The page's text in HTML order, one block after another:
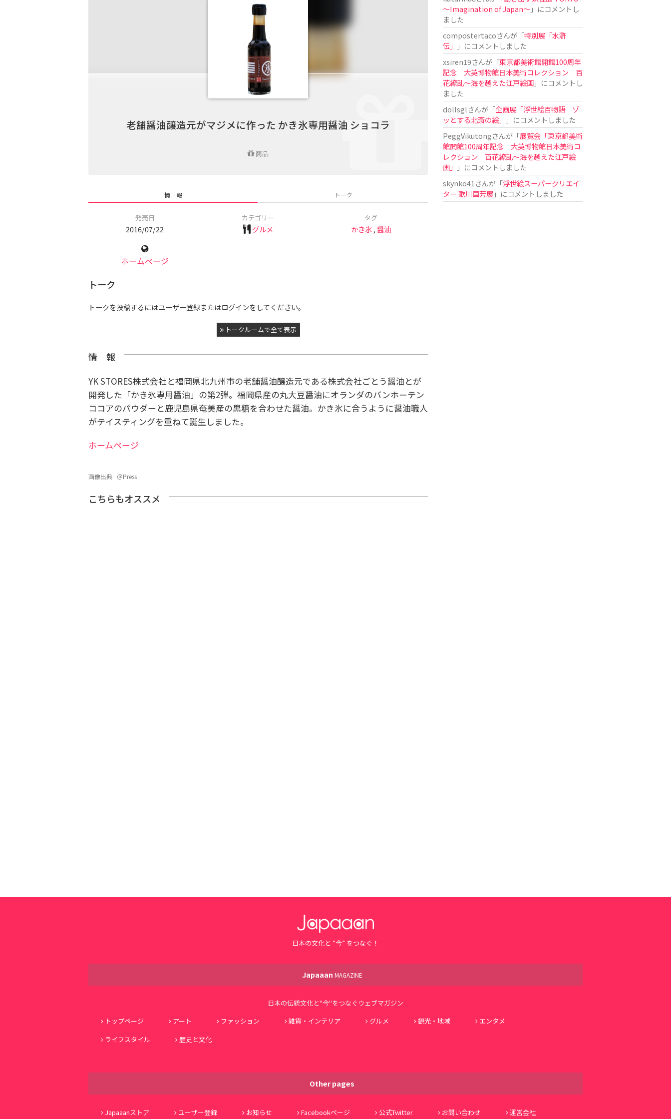
老舗醤油醸造元がマジメに作った かき氷専用醤油 ショコラ
商品
情 報 トーク
発売日
2016/07/22
カテゴリー
グルメ
タグ
かき氷,醤油
ホームページ
トーク
トークを投稿するにはユーザー登録またはログインをしてください。
トークルームで全て表示
情 報
YK STORES株式会社と福岡県北九州市の老舗醤油醸造元である株式会社ごとう醤油とが
開発した「かき氷専用醤油」の第2弾。福岡県産の丸大豆醤油にオランダのバンホーテン
ココアのパウダーと鹿児島県奄美産の黒糖を合わせた醤油。かき氷に合うように醤油職人
がテイスティングを重ねて誕生しました。
ホームページ
画像出典: ＠Press
こちらもオススメ
〜Imagination of Japan〜」にコメントし
ました
compostertacoさんが「特別展「水滸
伝」
」にコメントしました
xsiren19さんが「東京都美術館開館100周年
記念 大英博物館日本美術コレクション 百
花繚乱～海を越えた江戸絵画」にコメントし
ました
dollsglさんが「企画展「浮世絵百物語 ゾ
ッとする北斎の絵」
」にコメントしました
PeggVikutongさんが「展覧会「東京都美術
館開館100周年記念 大英博物館日本美術コ
レクション 百花繚乱〜海を越えた江戸絵
画」
」にコメントしました
skynko41 さんが「浮世絵スーパークリエイ
ター 歌川国芳展 」にコメントしました
日本の文化と ”今” をつなぐ！
Japaaan MAGAZINE
日本の伝統文化と"今"をつなぐウェブマガジン
トップページ
アート ファッション 雑貨・インテリア グルメ 観光・地域
エンタメ
ライフスタイル
歴史と文化
Other pages
Japaaanストア ユーザー登録 お知らせ Facebookページ 公式Twitter お問い合わせ 運営会社